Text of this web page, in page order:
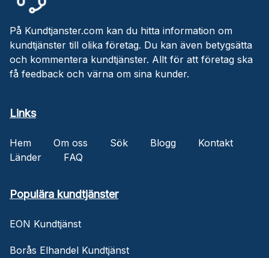
På Kundtjanster.com kan du hitta information om
kundtjänster till olika företag. Du kan även betygsätta
och kommentera kundtjänster. Allt för att företag ska
få feedback och värna om sina kunder.
Links
Hem Om oss Sök Blogg
Kontakt
Länder
FAQ
Populära kundtjänster
EON Kundtjänst
Borås Elhandel Kundtjänst